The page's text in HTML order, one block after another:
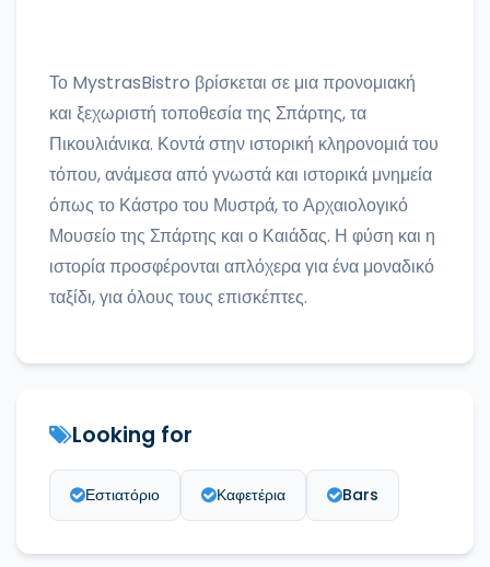
Το MystrasBistro βρίσκεται σε μια προνομιακή
και ξεχωριστή τοποθεσία της Σπάρτης, τα
Πικουλιάνικα. Κοντά στην ιστορική κληρονομιά του
τόπου, ανάμεσα από γνωστά και ιστορικά μνημεία
όπως το Κάστρο του Μυστρά, το Αρχαιολογικό
Μουσείο της Σπάρτης και ο Καιάδας. Η φύση και η
ιστορία προσφέρονται απλόχερα για ένα μοναδικό
ταξίδι, για όλους τους επισκέπτες.
Looking for
Εστιατόριο Καφετέρια Bars